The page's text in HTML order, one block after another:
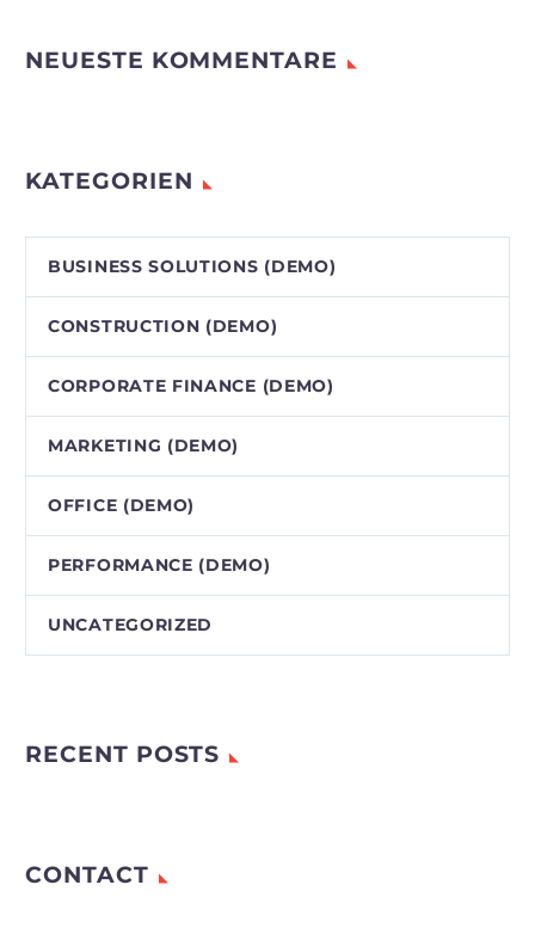
NEUESTE KOMMENTARE
KATEGORIEN
BUSINESS SOLUTIONS (DEMO)
CONSTRUCTION (DEMO)
CORPORATE FINANCE (DEMO)
MARKETING (DEMO)
OFFICE (DEMO)
PERFORMANCE (DEMO)
UNCATEGORIZED
RECENT POSTS
CONTACT